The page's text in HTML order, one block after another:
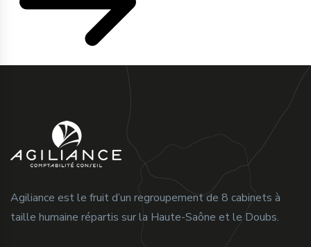
Agiliance est le fruit d’un regroupement de 8 cabinets à
taille humaine répartis sur la Haute-Saône et le Doubs.